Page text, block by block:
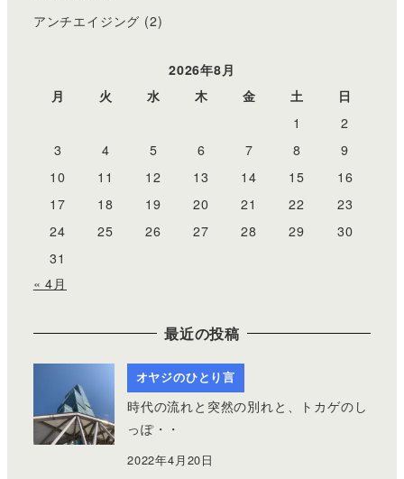
アンチエイジング (2)
2026年8月
月
火 水 木 金 土
日
1
2
3
4 5 6 7 8
9
10
11 12 13 14 15
16
17
18 19 20 21 22
23
24
25 26 27 28 29
30
31
« 4月
最近の投稿
オヤジのひとり言
時代の流れと突然の別れと、トカゲのし
っぽ・・
2022年4月20日